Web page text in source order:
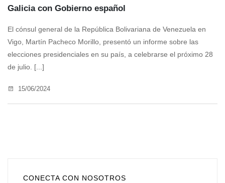
Galicia con Gobierno español
El cónsul general de la República Bolivariana de Venezuela en
Vigo, Martín Pacheco Morillo, presentó un informe sobre las
elecciones presidenciales en su país, a celebrarse el próximo 28
de julio. [...]
15/06/2024
CONECTA CON NOSOTROS